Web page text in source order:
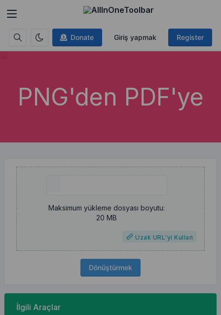
Donate Giriş yapmak Register
PNG'den PDF'ye
Maksimum yükleme dosyası boyutu:
20 MB
Uzak URL'yi Kullan
Dönüştürmek
İlgili Araçlar